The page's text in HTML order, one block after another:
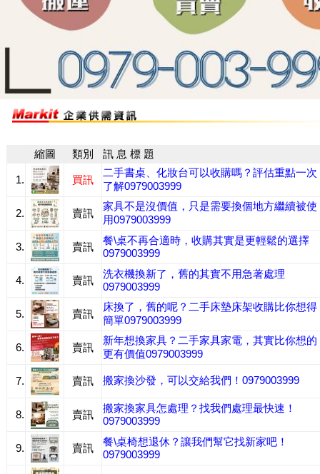
縮圖 類別 訊 息 標 題
1. 買訊
二手書桌、化妝台可以收購嗎？評估重點一次
了解0979003999
2. 賣訊
家具不是沒價值，只是需要換個地方繼續被使
用0979003999
3. 賣訊
餐\桌不再合適時，收購其實是更輕鬆的選擇
0979003999
4. 賣訊
洗衣機換新了，舊的其實不用急著處理
0979003999
5. 賣訊
床換了，舊的呢？二手床墊床架收購比你想得
簡單0979003999
6. 賣訊
新年想換家具？二手家具家電，其實比你想的
更有價值0979003999
7. 賣訊 搬家換沙發，可以交給我們！0979003999
8. 賣訊
搬家換家具怎處理？找我們處理最快速！
0979003999
9. 賣訊
餐\桌椅想退休？讓我們幫它找新家吧！
0979003999